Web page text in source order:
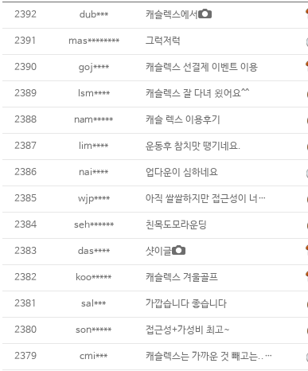
2392 dub*** 캐슬렉스에서
2391 mas******** 그럭저럭
2390 goj**** 캐슬렉스 선결제 이벤트 이용
2389 lsm**** 캐슬렉스 잘 다녀 욌어요^^
2388 nam***** 캐슬 렉스 이용후기
2387 lim**** 운동후 참치맛 땡기네요.
2386 nai**** 업다운이 심하네요
2385 wjp**** 아직 쌀쌀하지만 접근성이 너무 좋아요
2384 seh****** 친목도모라운딩
2383 das**** 샷이글
2382 koo***** 캐슬렉스 겨울골프
2381 sal*** 가깝습니다 좋습니다
2380 son***** 접근성+가성비 최고~
2379 cmi*** 캐슬렉스는 가까운 것 빼고는...추천하기 어